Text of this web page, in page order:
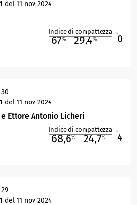
del 11 nov 2024
Indice di compattezza
67% 29,4% 0
del 11 nov 2024
e Ettore Antonio Licheri
Indice di compattezza
68,6% 24,7% 4
del 11 nov 2024